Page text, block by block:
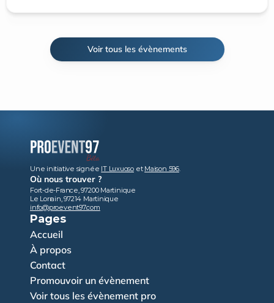
Voir tous les évènements
Une initiative signée IT Luxuoso et Maison 596.
Où nous trouver ?
Fort-de-France, 97200 Martinique
Le Lorrain, 97214 Martinique
info@proevent97.com
Pages
Accueil
À propos
Contact
Promouvoir un évènement
Voir tous les évènement pro